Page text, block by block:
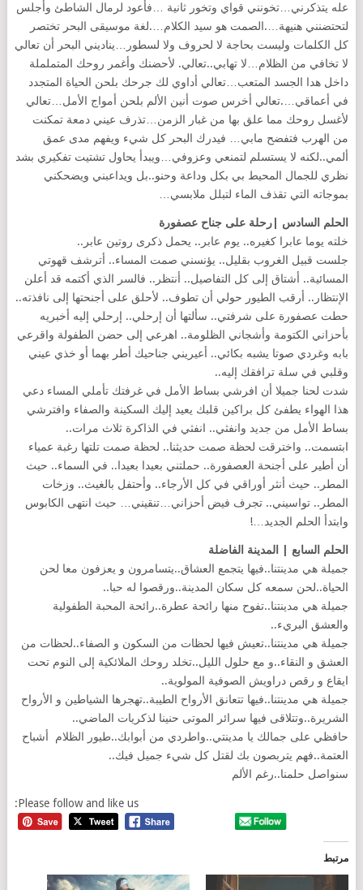
عله يتذكرني…تخونني قواي وتخور ثانية …فأعود لرمال الشاطئ وأجلس
لتحتضنني هنيهة….الصمت هو سيد الكلام….لغة موسيقى البحر تختصر
كل الكلمات وليست بحاجة لا لحروف ولا لسطور…يناديني البحر أن تعالي
لا تخافي من الظلام…لا تهابي..تعالي. لأحضنك وأغمر روحك المتململة
داخل هدا الجسد المتعب…تعالي أداوي لك جرحك بلحن الحياة المتجدد
في أعماقي….تعالي أخرس صوت أنين الألم بلحن أمواج الأمل…تعالي
لأغسل روحك مما علق بها من غبار الزمن…تذرف عيني دمعة تمكنت
من الهرب فتفضح مابي… فيدرك البحر كل شيء ويفهم مدى عمق
ألمي..لكنه لا يستسلم لتمنعي وعزوفي…ويبدأ يحاول تشتيت تفكيري بشد
نظري للجمال المحيط بي بكل وداعة وحنو..بل ويداعبني ويضحكني
بموجاته التي تقذف الماء لتبلل ملابسي…
الحلم السادس |رحلة على جناح عصفورة
خلته يوما عابرا كغيره.. يوم عابر.. يحمل ذكرى روتين عابر..
جلست قبيل الغروب بقليل.. يؤنسني صمت المساء.. أترشف قهوتي
المسائية.. أشتاق إلى كل التفاصيل.. أنتظر.. فالسر الذي أكتمه قد أعلن
الإنتظار.. أرقب الطيور حولي أن تطوف.. لأحلق على أجنحتها إلى نافذته..
حطت عصفورة على شرفتي.. سألتها أن إرحلي.. إرحلي إليه أخبريه
بأحزاني الكتومة وأشجاني الظلومة.. اهرعي إلى حضن الطفولة واقرعي
بابه وغردي صوتا يشبه بكائي.. أعيريني جناحيك أطر بهما أو خذي عيني
وقلبي في سلة ترافقك إليه..
شدت لحنا جميلا أن افرشي بساط الأمل في غرفتك تأملي المساء دعي
هذا الهواء يطفئ كل براكين قلبك يعيد إليك السكينة والصفاء وافترشي
بساط الأمل من جديد وانفثي.. انفثي في الذاكرة ثلاث مرات..
ابتسمت.. واخترقت لحظة صمت حديثنا.. لحظة صمت تلتها رغبة عمياء
أن أطير على أجنحة العصفورة.. حملتني بعيدا بعيدا.. في السماء.. حيث
المطر.. حيث أنثر أوراقي في كل الأرجاء.. وأحتفل بالغيث.. وزخات
المطر.. تواسيني.. تجرف فيض أحزاني…تنقيني… حيث انتهى الكابوس
وابتدأ الحلم الجديد…!
الحلم السابع | المدينة الفاضلة
جميلة هي مدينتنا..فيها يتجمع العشاق..يتسامرون و يعزفون معا لحن
الحياة..لحن سمعه كل سكان المدينة..ورقصوا له حبا..
جميلة هي مدينتنا..تفوح منها رائحة عطرة..رائحة المحبة الطفولية
والعشق البريء..
جميلة هي مدينتنا..تعيش فيها لحظات من السكون و الصفاء..لحظات من
العشق و النقاء..و مع حلول الليل..تخلد روحك الملائكية إلى النوم تحت
ايقاع و رقص دراويش الصوفية المولوية..
جميلة هي مدينتنا..فيها تتعانق الأرواح الطيبة..تهجرها الشياطين و الأرواح
الشريرة..وتتلاقى فيها سرائر الموتى حنينا لذكريات الماضي..
حافظي على جمالك يا مدينتي..واطردي من أبوابك..طيور الظلام أشباح
العتمة..فهم يتربصون بك لقتل كل شيء جميل فيك..
سنواصل حلمنا..رغم الألم
Please follow and like us:
مرتبط